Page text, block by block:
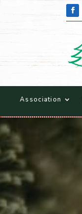
Association